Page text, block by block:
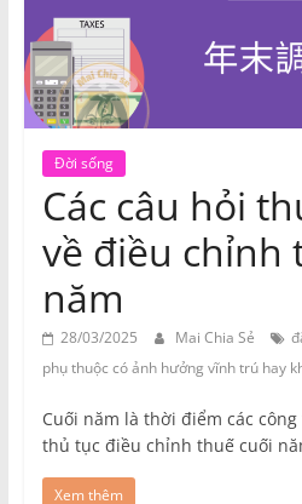
Đời sống
Các câu hỏi
về điều chỉnh
năm
28/03/2025 Mai Chia Sẻ
phụ thuộc có ảnh hưởng vĩnh trú hay
Cuối năm là thời điểm các
thủ tục điều chỉnh thuế cuối
Xem thêm